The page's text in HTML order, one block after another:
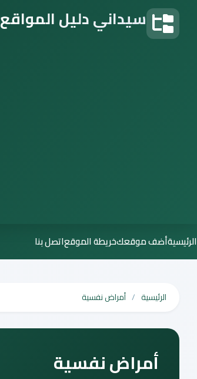
سيداني دليل المواقع
الرئيسيةأضف موقعكخريطة الموقعاتصل بنا
الرئيسية أمراض نفسية
أمراض نفسية